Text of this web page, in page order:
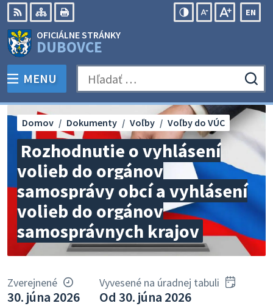
Preskočiť
na
obsah
RSS Mapa
EN
OFICIÁLNE STRÁNKY
DUBOVCE
PREPNÚŤ
MENU Hľadať:
Rozhodnutie o vyhlásení
volieb do orgánov
samosprávy obcí a vyhlásení
volieb do orgánov
samosprávnych krajov
Domov Dokumenty Voľby Voľby do VÚC
Zverejnené
30. júna 2026
Vyvesené na úradnej tabuli
Od 30. júna 2026